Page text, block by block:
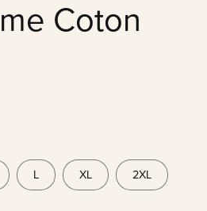
Coton
L XL 2XL